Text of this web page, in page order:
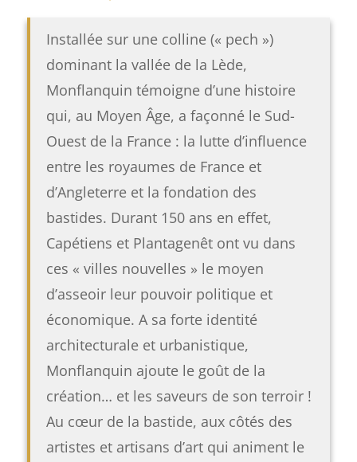
Installée sur une colline (« pech »)
dominant la vallée de la Lède,
Monflanquin témoigne d’une histoire
qui, au Moyen Âge, a façonné le Sud-
Ouest de la France : la lutte d’influence
entre les royaumes de France et
d’Angleterre et la fondation des
bastides. Durant 150 ans en effet,
Capétiens et Plantagenêt ont vu dans
ces « villes nouvelles » le moyen
d’asseoir leur pouvoir politique et
économique. A sa forte identité
architecturale et urbanistique,
Monflanquin ajoute le goût de la
création… et les saveurs de son terroir !
Au cœur de la bastide, aux côtés des
artistes et artisans d’art qui animent le